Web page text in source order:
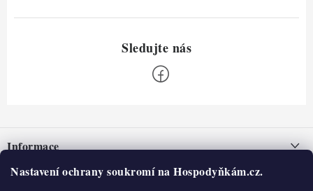
Nastavení ochrany soukromí na Hospodyňkám.cz.
pInformace
Nepřevzetí zásilky na dobírku
O nás